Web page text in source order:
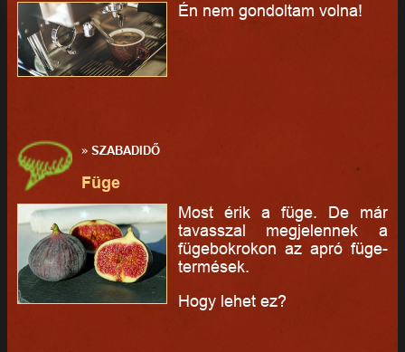
Én nem gondoltam volna!
»SZABADIDŐ
Füge
Most érik a füge. De már
tavasszal megjelennek a
fügebokrokon az apró füge-
termések.
Hogy lehet ez?